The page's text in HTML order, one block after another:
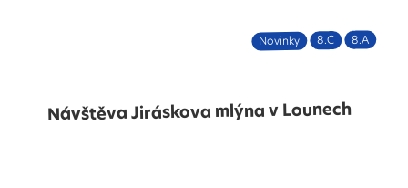
8.A
8.C
Novinky
Návštěva Jiráskova mlýna v Lounech